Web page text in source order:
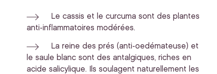
Le cassis et le curcuma sont des plantes
anti-inflammatoires modérées.
La reine des prés (anti-oedémateuse) et
le saule blanc sont des antalgiques, riches en
acide salicylique. Ils soulagent naturellement les